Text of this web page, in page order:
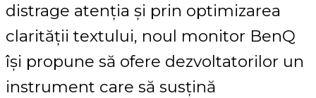
distrage atenția și prin optimizarea
clarității textului, noul monitor BenQ
își propune să ofere dezvoltatorilor un
instrument care să susțină